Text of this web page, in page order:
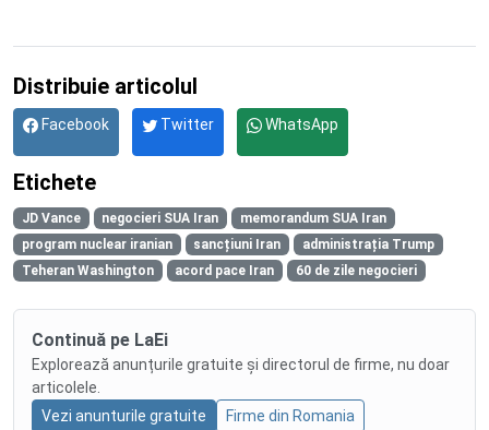
Distribuie articolul
Facebook Twitter WhatsApp
Etichete
JD Vance negocieri SUA Iran
memorandum SUA Iran
program nuclear iranian
sancțiuni Iran
administrația Trump
Teheran Washington
acord pace Iran 60 de zile negocieri
Continuă pe LaEi
Explorează anunțurile gratuite și directorul de firme, nu doar
articolele.
Vezi anunturile gratuite
Firme din Romania